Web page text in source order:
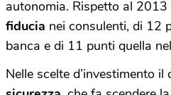
autonomia. Rispetto al
fiducia nei consulenti, di 12
banca e di 11 punti quella
Nelle scelte d’investimento